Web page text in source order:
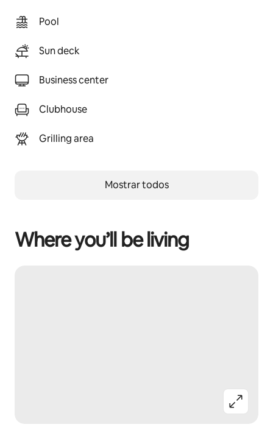
Pool
Sun deck
Business center
Clubhouse
Grilling area
Mostrar todos
Where you’ll be living